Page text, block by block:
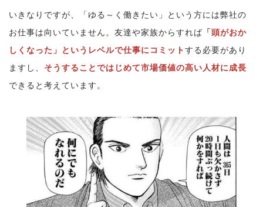
いきなりですが、「ゆる～く働きたい」という方には弊社の
お仕事は向いていません。友達や家族からすれば 「頭がおか
しくなった」というレベルで仕事にコミットする必要があり
ますし、 そうすることではじめて市場価値の高い人材に成長
できると考えています。